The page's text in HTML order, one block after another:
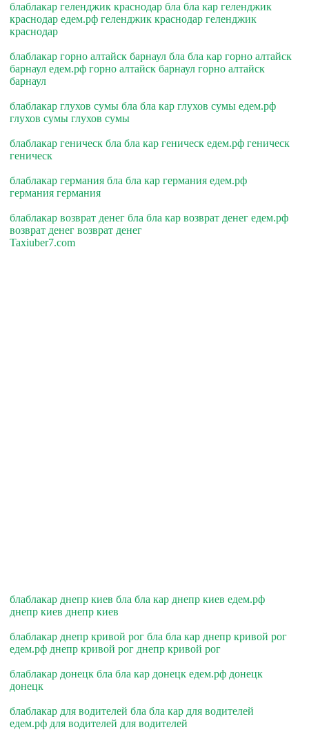
блаблакар геленджик краснодар бла бла кар геленджик
краснодар едем.рф геленджик краснодар геленджик
краснодар
блаблакар горно алтайск барнаул бла бла кар горно алтайск
барнаул едем.рф горно алтайск барнаул горно алтайск
барнаул
блаблакар глухов сумы бла бла кар глухов сумы едем.рф
глухов сумы глухов сумы
блаблакар геническ бла бла кар геническ едем.рф геническ
геническ
блаблакар германия бла бла кар германия едем.рф
германия германия
блаблакар возврат денег бла бла кар возврат денег едем.рф
возврат денег возврат денег
Taxiuber7.com
блаблакар днепр киев бла бла кар днепр киев едем.рф
днепр киев днепр киев
блаблакар днепр кривой рог бла бла кар днепр кривой рог
едем.рф днепр кривой рог днепр кривой рог
блаблакар донецк бла бла кар донецк едем.рф донецк
донецк
блаблакар для водителей бла бла кар для водителей
едем.рф для водителей для водителей